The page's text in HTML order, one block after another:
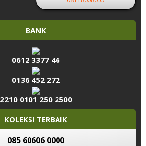
BANK
0612 3377 46
0136 452 272
2210 0101 250 2500
KOLEKSI TERBAIK
085 60606 0000